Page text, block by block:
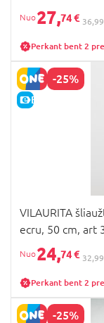
27,74 €
Perkant bent 2
-25%
E-KAINA
VILAURITA
ecru, 50 cm, art
24,74 €
Perkant bent 2
-25%